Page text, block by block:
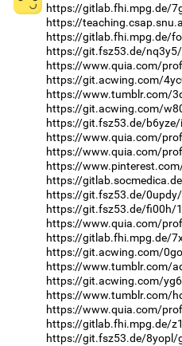
https://gitlab.fhi.mpg.de/
https://
https://gitlab.fhi.mpg.de/
https://git.fsz53.de/
https://www.quia.com/
https://git.acwing.com/
https://www.tumblr.com/
https://git.acwing.com/
https://git.fsz53.de/
https://www.quia.com/
https://www.quia.com/
https://
https://
https://git.fsz53.de/
https://git.fsz53.de/fi00h/
https://www.quia.com/
https://gitlab.fhi.mpg.de/
https://git.acwing.com/
https://www.tumblr.com/
https://git.acwing.com/
https://www.tumblr.com/
https://www.quia.com/
https://gitlab.fhi.mpg.de/
https://git.fsz53.de/8yopl/